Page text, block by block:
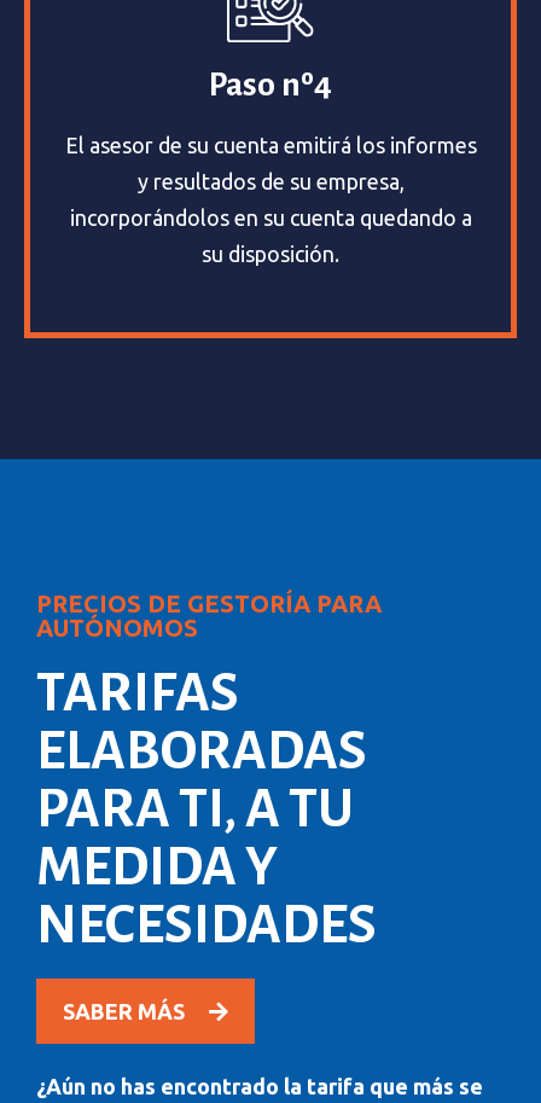
Paso nº4
El asesor de su cuenta emitirá los informes
y resultados de su empresa,
incorporándolos en su cuenta quedando a
su disposición.
PRECIOS DE GESTORÍA PARA
AUTÓNOMOS
TARIFAS
ELABORADAS
PARA TI, A TU
MEDIDA Y
NECESIDADES
SABER MÁS
¿Aún no has encontrado la tarifa que más se